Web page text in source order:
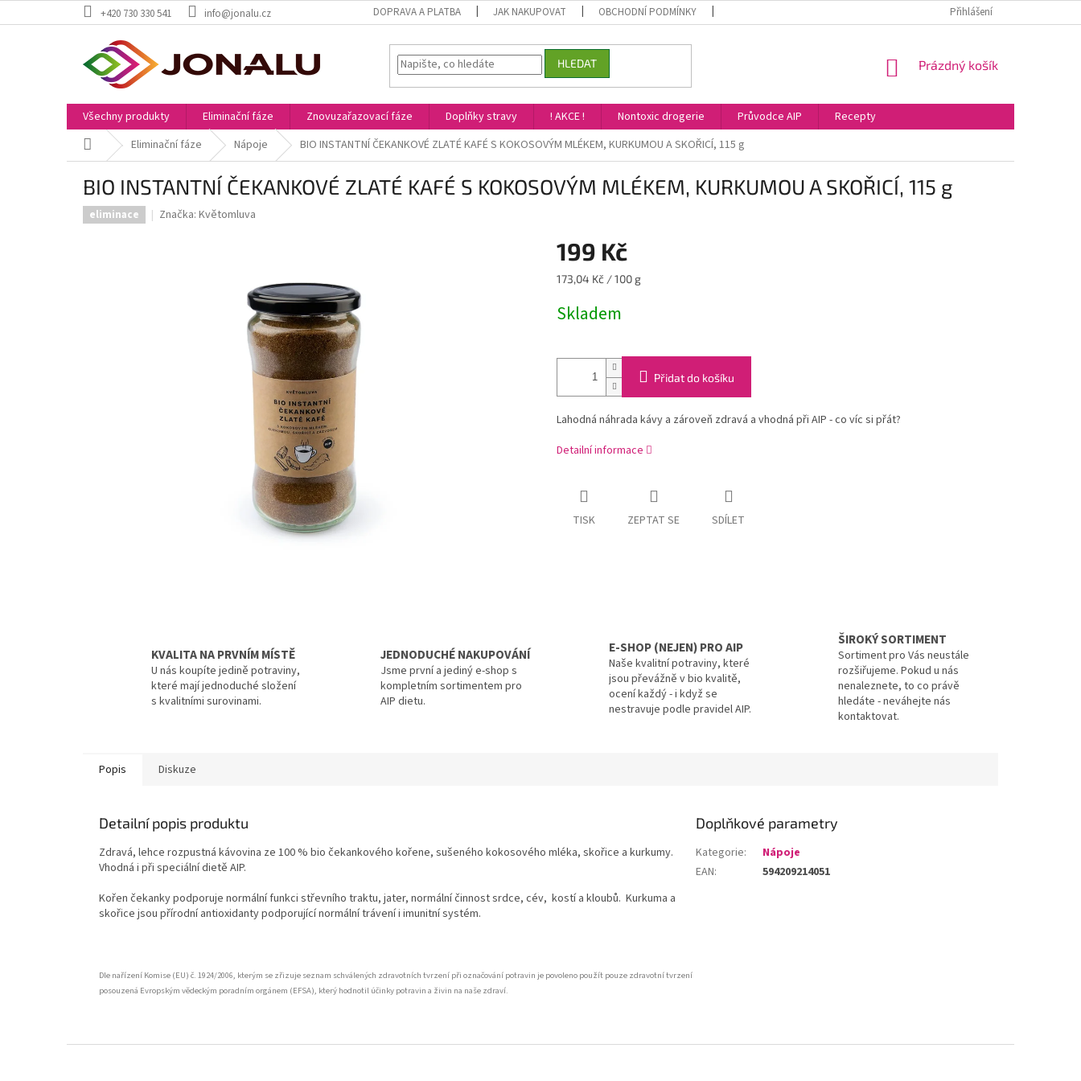
na
+420 730 330 541 info@jonalu.cz DOPRAVA A PLATBA JAK NAKUPOVAT OBCHODNÍ PODMÍNKY VRÁCENÍ ZBOŽÍ
Přihlášení
HLEDAT
NÁKUPNÍ
Prázdný košík
Všechny produkty Eliminační fáze Znovuzařazovací fáze Doplňky stravy ! AKCE ! Nontoxic drogerie Průvodce AIP
Recepty
Domů Eliminační fáze Nápoje BIO INSTANTNÍ ČEKANKOVÉ ZLATÉ KAFÉ S KOKOSOVÝM MLÉKEM, KURKUMOU A SKOŘICÍ, 115 g
BIO INSTANTNÍ ČEKANKOVÉ ZLATÉ KAFÉ S KOKOSOVÝM MLÉKEM, KURKUMOU A SKOŘICÍ, 115 g
eliminace Značka: Květomluva
199 Kč
Měrná
173,04 Kč / 100 g
Skladem
Přidat do košíku
Lahodná náhrada kávy a zároveň zdravá a vhodná při AIP - co víc si přát?
Detailní informace
TISK ZEPTAT SE SDÍLET
KVALITA NA PRVNÍM MÍSTĚ
U nás koupíte jedině potraviny,
které mají jednoduché složení
s kvalitními surovinami.
JEDNODUCHÉ NAKUPOVÁNÍ
Jsme první a jediný e-shop s
kompletním sortimentem pro
AIP dietu.
E-SHOP (NEJEN) PRO AIP
Naše kvalitní potraviny, které
jsou převážně v bio kvalitě,
ocení každý - i když se
nestravuje podle pravidel AIP.
ŠIROKÝ SORTIMENT
Sortiment pro Vás neustále
rozšiřujeme. Pokud u nás
nenaleznete, to co právě
hledáte - neváhejte nás
kontaktovat.
Popis Diskuze
Detailní popis produktu
Zdravá, lehce rozpustná kávovina ze 100 % bio čekankového kořene, sušeného kokosového mléka, skořice a kurkumy.
Vhodná i při speciální dietě AIP.
Kořen čekanky podporuje normální funkci střevního traktu, jater, normální činnost srdce, cév, kostí a kloubů. Kurkuma a
skořice jsou přírodní antioxidanty podporující normální trávení i imunitní systém.
Dle nařízení Komise (EU) č. 1924/2006, kterým se zřizuje seznam schválených zdravotních tvrzení při označování potravin je povoleno použít pouze zdravotní tvrzení
posouzená Evropským vědeckým poradním orgánem (EFSA), který hodnotil účinky potravin a živin na naše zdraví.
Doplňkové parametry
Kategorie:
Nápoje
EAN: 594209214051